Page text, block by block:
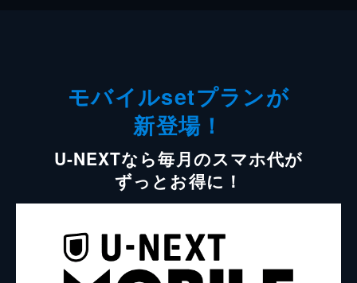
モバイルsetプランが
新登場！
U-NEXTなら毎月のスマホ代が
ずっとお得に！